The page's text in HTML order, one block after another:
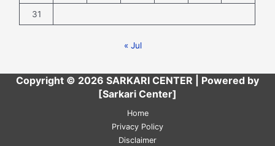
31
« Jul
Copyright © 2026 SARKARI CENTER | Powered by
[Sarkari Center]
Home
Privacy Policy
Disclaimer